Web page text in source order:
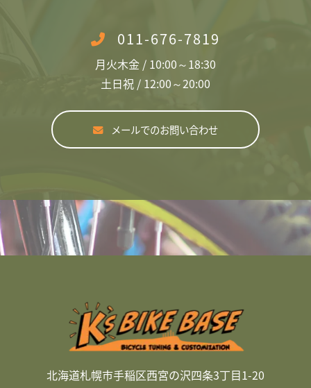
011-676-7819
月火木金 / 10:00～18:30
土日祝 / 12:00～20:00
メールでのお問い合わせ
北海道札幌市手稲区西宮の沢四条3丁目1-20